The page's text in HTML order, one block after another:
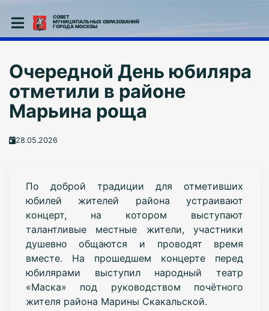
СОВЕТ
МУНИЦИПАЛЬНЫХ ОБРАЗОВАНИЙ
ГОРОДА МОСКВЫ
Очередной День юбиляра
отметили в районе
Марьина роща
28.05.2026
По доброй традиции для отметивших
юбилей жителей района устраивают
концерт, на котором выступают
талантливые местные жители, участники
душевно общаются и проводят время
вместе. На прошедшем концерте перед
юбилярами выступил народный театр
«Маска» под руководством почётного
жителя района Марины Скакальской.